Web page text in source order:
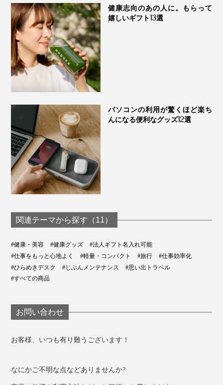
健康志向のあの人に。もらって
嬉しいギフト13選
パソコンの利用が驚くほど楽ち
んになる便利なグッズ12選
関連テーマから探す（11）
#健康・美容 #健康グッズ
#法人ギフト名入れ可能
#仕事をもっと心地よく
#軽量・コンパクト #旅行
#仕事効率化
#ひらめきデスク
#じぶんメンテナンス
#思い出トラベル
#すべての商品
お問い合わせ
お客様、いつも有り難うございます！
なにかご不明な点などありませんか?